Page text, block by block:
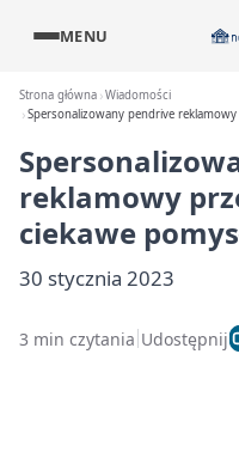
MENU
Strona główna Wiadomości
Spersonalizowany pendrive
reklamowy
ciekawe
30 stycznia 2023
3 min czytania Udostępnij